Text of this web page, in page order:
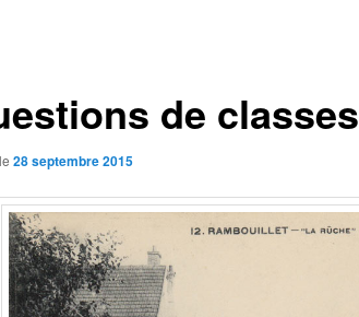
de classes
28 septembre 2015